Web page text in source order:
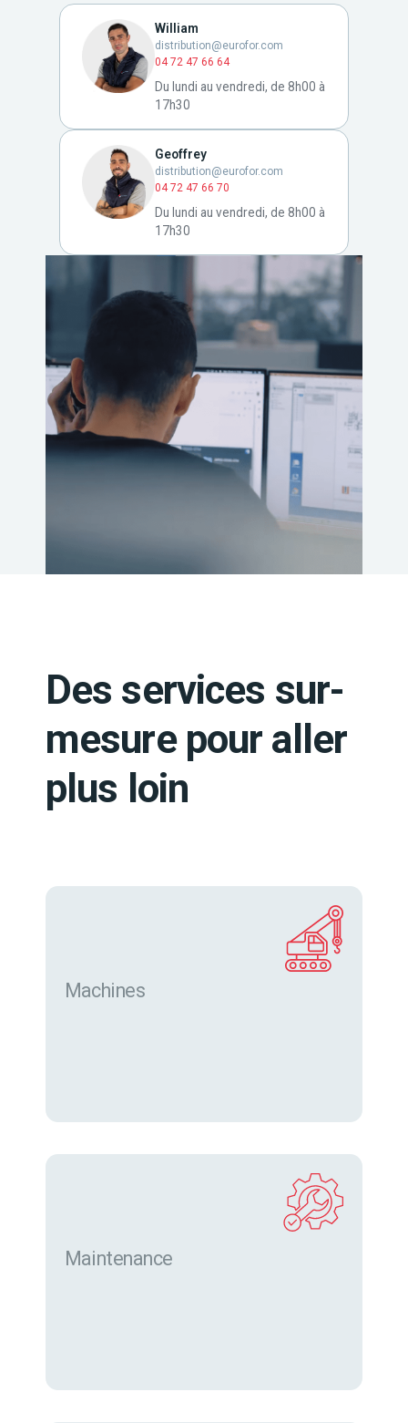
William
distribution@eurofor.com
04 72 47 66 64
Du lundi au vendredi, de 8h00 à
17h30
Geoffrey
distribution@eurofor.com
04 72 47 66 70
Du lundi au vendredi, de 8h00 à
17h30
Des services sur-
mesure pour aller
plus loin
Machines
Maintenance